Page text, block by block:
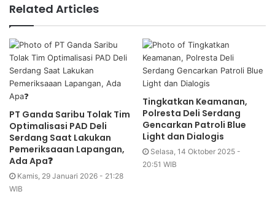
Related Articles
PT Ganda Saribu Tolak Tim
Optimalisasi PAD Deli
Serdang Saat Lakukan
Pemeriksaaan Lapangan,
Ada Apa❓
Kamis, 29 Januari 2026 - 21:28
WIB
Tingkatkan Keamanan,
Polresta Deli Serdang
Gencarkan Patroli Blue
Light dan Dialogis
Selasa, 14 Oktober 2025 -
20:51 WIB